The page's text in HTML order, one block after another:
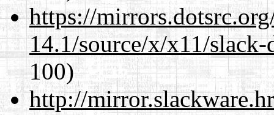
https://
14.1/source/x/x11/
100)
http://